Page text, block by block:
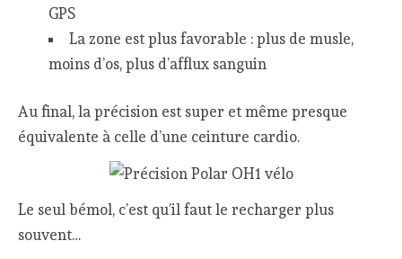
GPS
La zone est plus favorable : plus de musle,
moins d’os, plus d’afflux sanguin
Au final, la précision est super et même presque
équivalente à celle d’une ceinture cardio.
Le seul bémol, c’est qu’il faut le recharger plus
souvent…